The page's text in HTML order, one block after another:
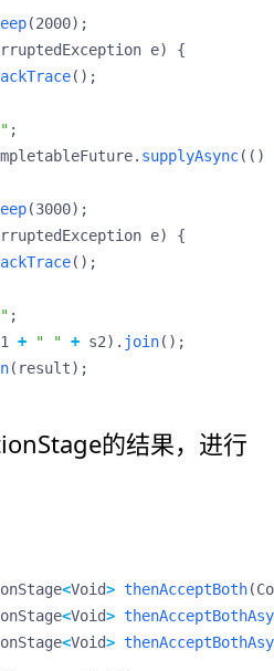
(2000);
e)
{
();
;
. supplyAsync(()
(3000);
e)
{
();
;
+ " " + s2). join();
( result);
的结果，进行
<Void> thenAcceptBoth(
<Void>
<Void>